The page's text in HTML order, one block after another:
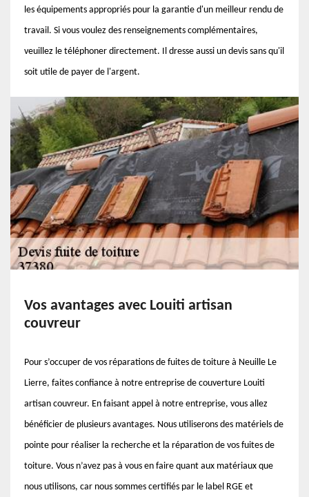
les équipements appropriés pour la garantie d'un meilleur rendu de
travail. Si vous voulez des renseignements complémentaires,
veuillez le téléphoner directement. Il dresse aussi un devis sans qu'il
soit utile de payer de l'argent.
Vos avantages avec Louiti artisan
couvreur
Pour s’occuper de vos réparations de fuites de toiture à Neuille Le
Lierre, faites confiance à notre entreprise de couverture Louiti
artisan couvreur. En faisant appel à notre entreprise, vous allez
bénéficier de plusieurs avantages. Nous utiliserons des matériels de
pointe pour réaliser la recherche et la réparation de vos fuites de
toiture. Vous n’avez pas à vous en faire quant aux matériaux que
nous utilisons, car nous sommes certifiés par le label RGE et